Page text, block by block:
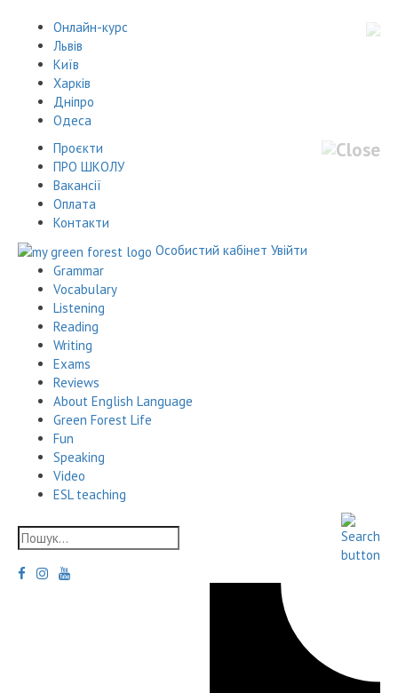
Онлайн-курс
Львів
Київ
Харків
Дніпро
Одеса
Проєкти
ПРО ШКОЛУ
Вакансії
Оплата
Контакти
Особистий кабінет Увійти
Grammar
Vocabulary
Listening
Reading
Writing
Exams
Reviews
About English Language
Green Forest Life
Fun
Speaking
Video
ESL teaching